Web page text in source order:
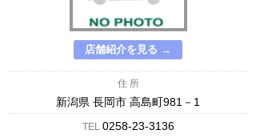
店舗紹介を見る →
住 所
新潟県 長岡市 高島町981－1
TEL 0258-23-3136